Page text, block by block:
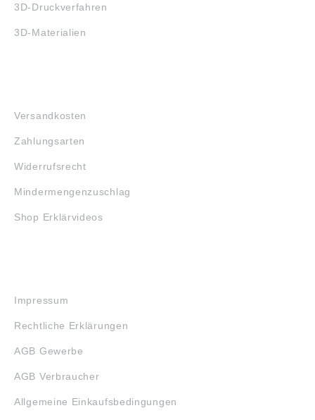
3D-Druckverfahren
3D-Materialien
Versandkosten
Zahlungsarten
Widerrufsrecht
Mindermengenzuschlag
Shop Erklärvideos
Impressum
Rechtliche Erklärungen
AGB Gewerbe
AGB Verbraucher
Allgemeine Einkaufsbedingungen